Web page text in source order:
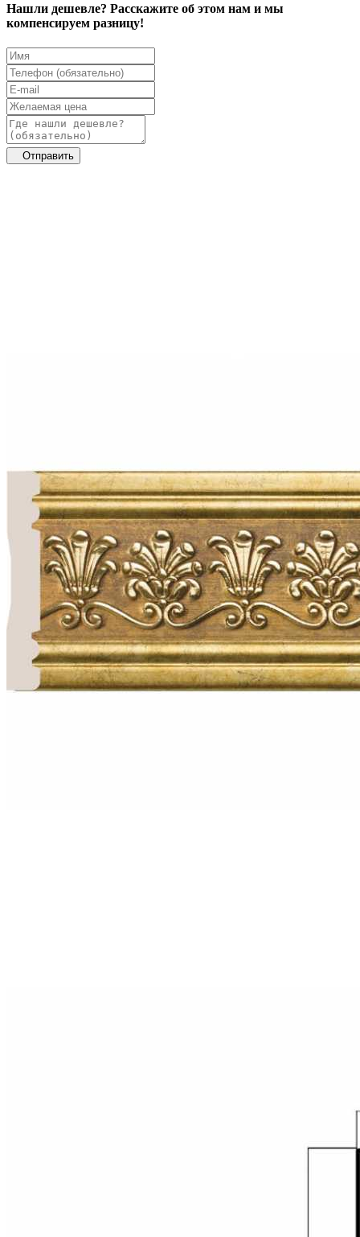
Нашли дешевле? Расскажите об этом нам и мы
компенсируем разницу!
Отправить